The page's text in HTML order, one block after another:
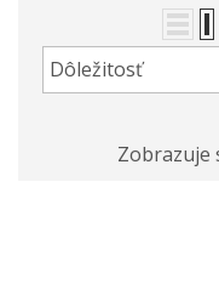
Dôležitosť
Zobrazuje